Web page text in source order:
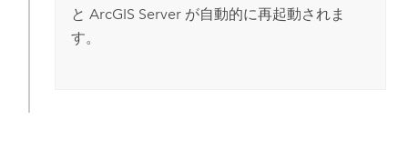
と ArcGIS Serverが自動的に再起動されま
す。